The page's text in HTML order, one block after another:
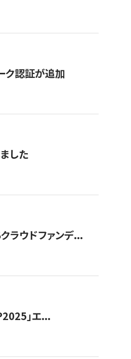
ク認証が追加
した
ラウドファンデ...
」エ...